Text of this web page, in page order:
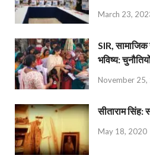
March 23,
SIR,
भविष्य:
November 25,
सीताराम
May 18, 2020